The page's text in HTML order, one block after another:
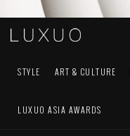
STYLE ART & CULTURE
LUXUO ASIA AWARDS